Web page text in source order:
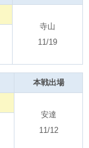
寺山
11/19
本戦出場
安達
11/12